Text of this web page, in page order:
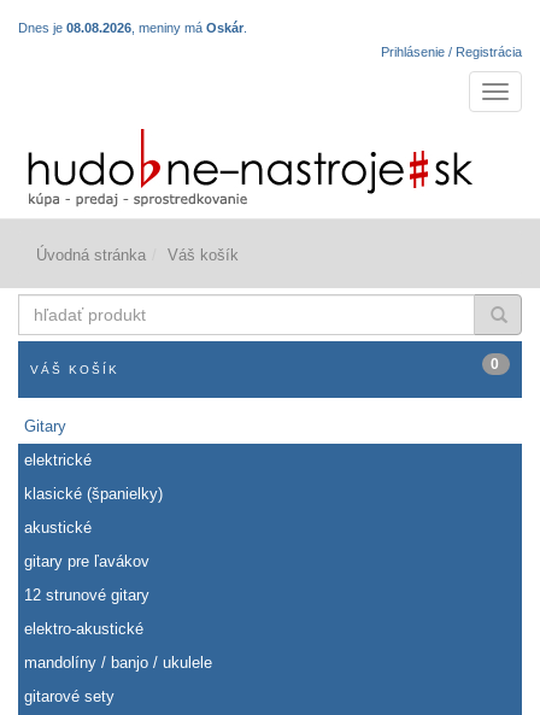
Dnes je 08.08.2026 , meniny má Oskár
Prihlásenie / Registrácia
Úvodná stránka Váš košík
produkt
VÁŠ KOŠÍK 0
Gitary
elektrické
klasické (španielky)
akustické
gitary pre ľavákov
12 strunové gitary
elektro-akustické
mandolíny / banjo / ukulele
gitarové sety